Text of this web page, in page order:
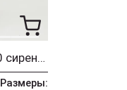
Костюм SandyNa 130560 сиреневая небесно-голубой
Размеры: